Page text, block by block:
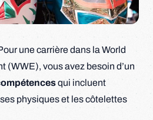
une carrière dans la World
(WWE), vous avez besoin d’un
qui incluent
physiques et les côtelettes